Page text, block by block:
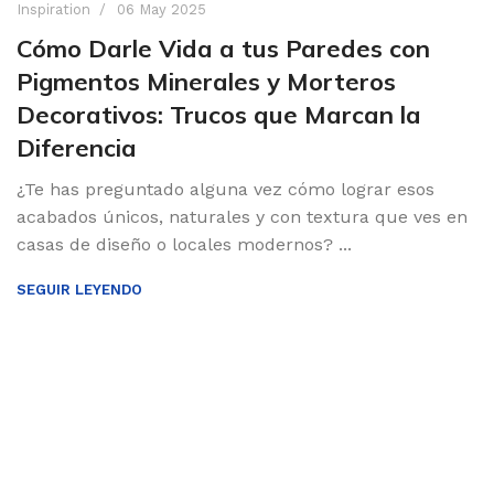
Inspiration 06 May 2025
Cómo Darle Vida a tus Paredes con
Pigmentos Minerales y Morteros
Decorativos: Trucos que Marcan la
Diferencia
¿Te has preguntado alguna vez cómo lograr esos
acabados únicos, naturales y con textura que ves en
casas de diseño o locales modernos? ...
SEGUIR LEYENDO